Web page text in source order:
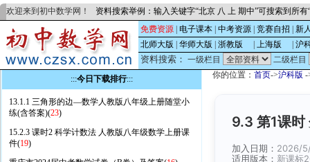
欢迎来到初中数学网！ 资料搜索举例：输入关键字“北京 八 上 期中”可搜索到所
免费资源 电子课本 中考资源 竞赛自招
新
北师大版
华师大版 浙教版 上海版 沪
资料搜索： 一级栏目
二级栏目
:::今日下载排行:::
13.1.1 三角形的边—数学人教版八年级上册随堂小
练(含答案)(23)
15.2.3 课时2 科学计数法 人教版八年级数学上册课
件(19)
你的位置： 首页->沪科版 -
9.3 第1课
加入日期： 2026/
适用版本： 新课标